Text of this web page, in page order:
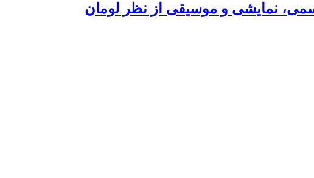
نمایشی و موسیقی از نظر لومان